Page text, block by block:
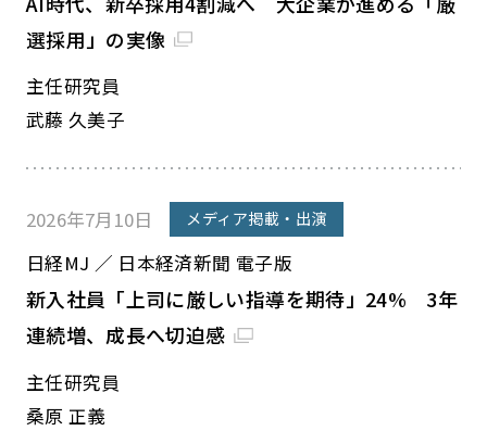
選採用」の実像
主任研究員
武藤 久美子
2026年7月10日 メディア掲載・出演
日経MJ ／ 日本経済新聞 電子版
新入社員「上司に厳しい指導を期待」24% 3年
連続増、成長へ切迫感
主任研究員
桑原 正義